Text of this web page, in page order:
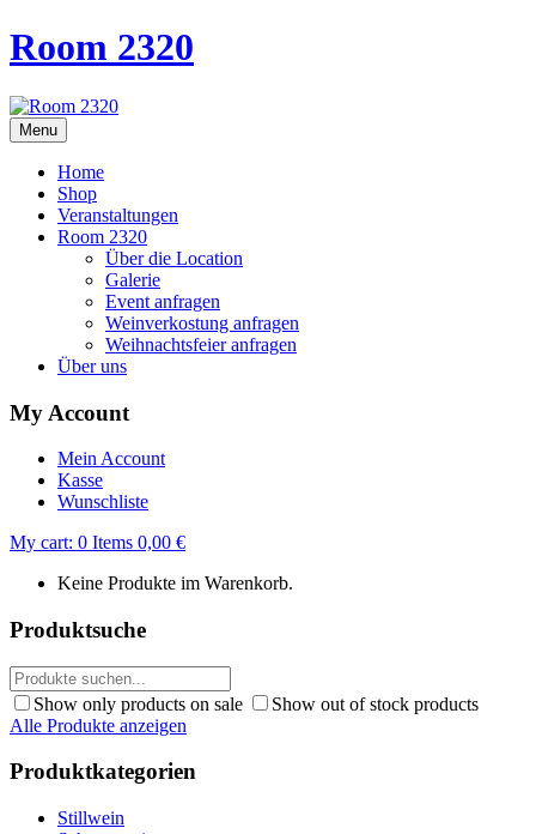
Room 2320
Menu
Home
Shop
Veranstaltungen
Room 2320
Über die Location
Galerie
Event anfragen
Weinverkostung anfragen
Weihnachtsfeier anfragen
Über uns
My Account
Mein Account
Kasse
Wunschliste
My cart: 0 Items 0,00 €
Keine Produkte im Warenkorb.
Produktsuche
Show only products on sale
Show out of stock products
Alle Produkte anzeigen
Produktkategorien
Stillwein